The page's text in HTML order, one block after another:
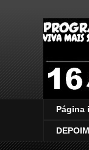
VIVA MAIS
Página